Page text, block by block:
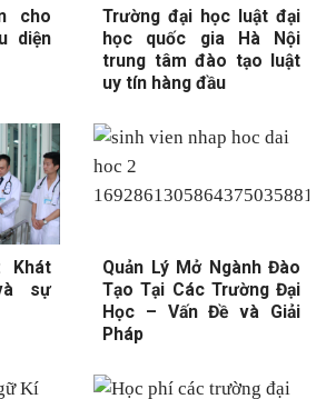
cho
diện
Trường đại học luật đại
học quốc gia Hà Nội
trung tâm đào tạo luật
uy tín hàng đầu
Khát
sự
Quản Lý Mở Ngành Đào
Tạo Tại Các Trường Đại
Học – Vấn Đề và Giải
Pháp